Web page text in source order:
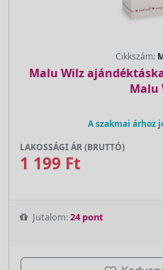
Cikkszám:
Malu Wilz
Malu
A szakmai árhoz
LAKOSSÁGI ÁR (BRUTTÓ)
1 199 Ft
Jutalom:24 pont